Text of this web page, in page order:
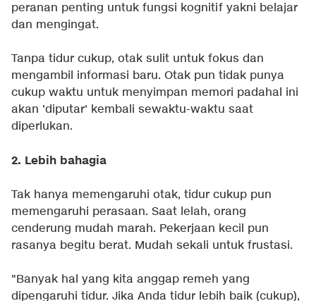
peranan penting untuk fungsi kognitif yakni belajar
dan mengingat.
Tanpa tidur cukup, otak sulit untuk fokus dan
mengambil informasi baru. Otak pun tidak punya
cukup waktu untuk menyimpan memori padahal ini
akan 'diputar' kembali sewaktu-waktu saat
diperlukan.
2. Lebih bahagia
Tak hanya memengaruhi otak, tidur cukup pun
memengaruhi perasaan. Saat lelah, orang
cenderung mudah marah. Pekerjaan kecil pun
rasanya begitu berat. Mudah sekali untuk frustasi.
"Banyak hal yang kita anggap remeh yang
dipengaruhi tidur. Jika Anda tidur lebih baik (cukup),